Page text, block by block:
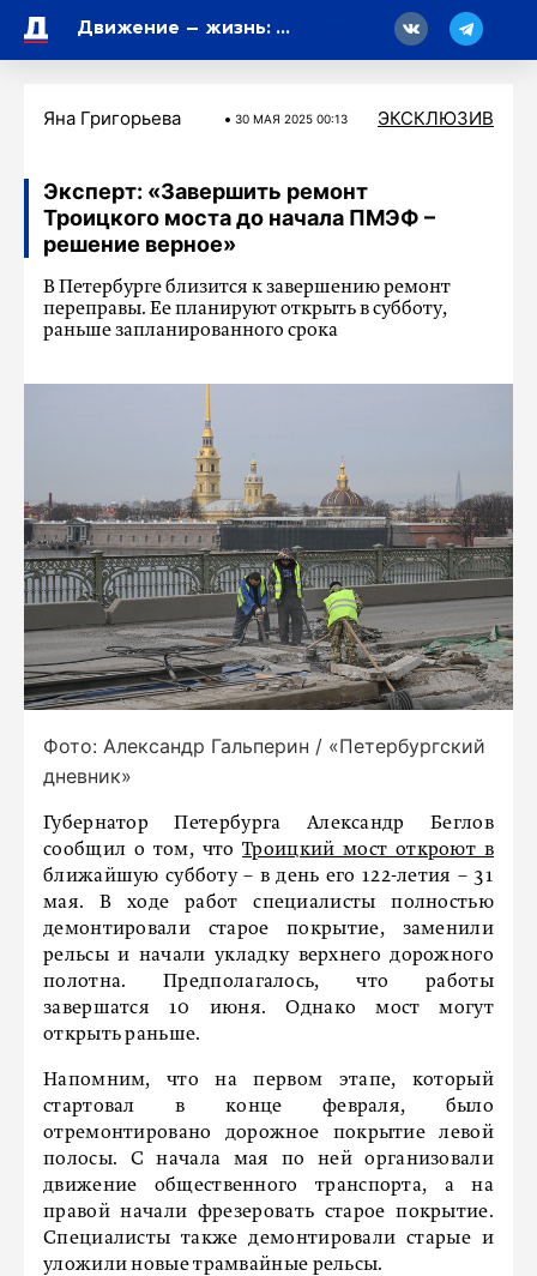
Движение – жизнь: в Петербурге пройдет фестиваль «Здоровье в большом городе»
Яна Григорьева 30 МАЯ 2025 00:13 ЭКСКЛЮЗИВ
Эксперт: «Завершить ремонт
Троицкого моста до начала ПМЭФ –
решение верное»
В Петербурге близится к завершению ремонт
переправы. Ее планируют открыть в субботу,
раньше запланированного срока
Фото: Александр Гальперин / «Петербургский
дневник»
Губернатор Петербурга Александр Беглов
сообщил о том, чтоТроицкий мост откроют в
ближайшую субботу – в день его 122-летия – 31
мая. В ходе работ специалисты полностью
демонтировали старое покрытие, заменили
рельсы и начали укладку верхнего дорожного
полотна. Предполагалось, что работы
завершатся 10 июня. Однако мост могут
открыть раньше.
Напомним, что на первом этапе, который
стартовал в конце февраля, было
отремонтировано дорожное покрытие левой
полосы. С начала мая по ней организовали
движение общественного транспорта, а на
правой начали фрезеровать старое покрытие.
Специалисты также демонтировали старые и
уложили новые трамвайные рельсы.